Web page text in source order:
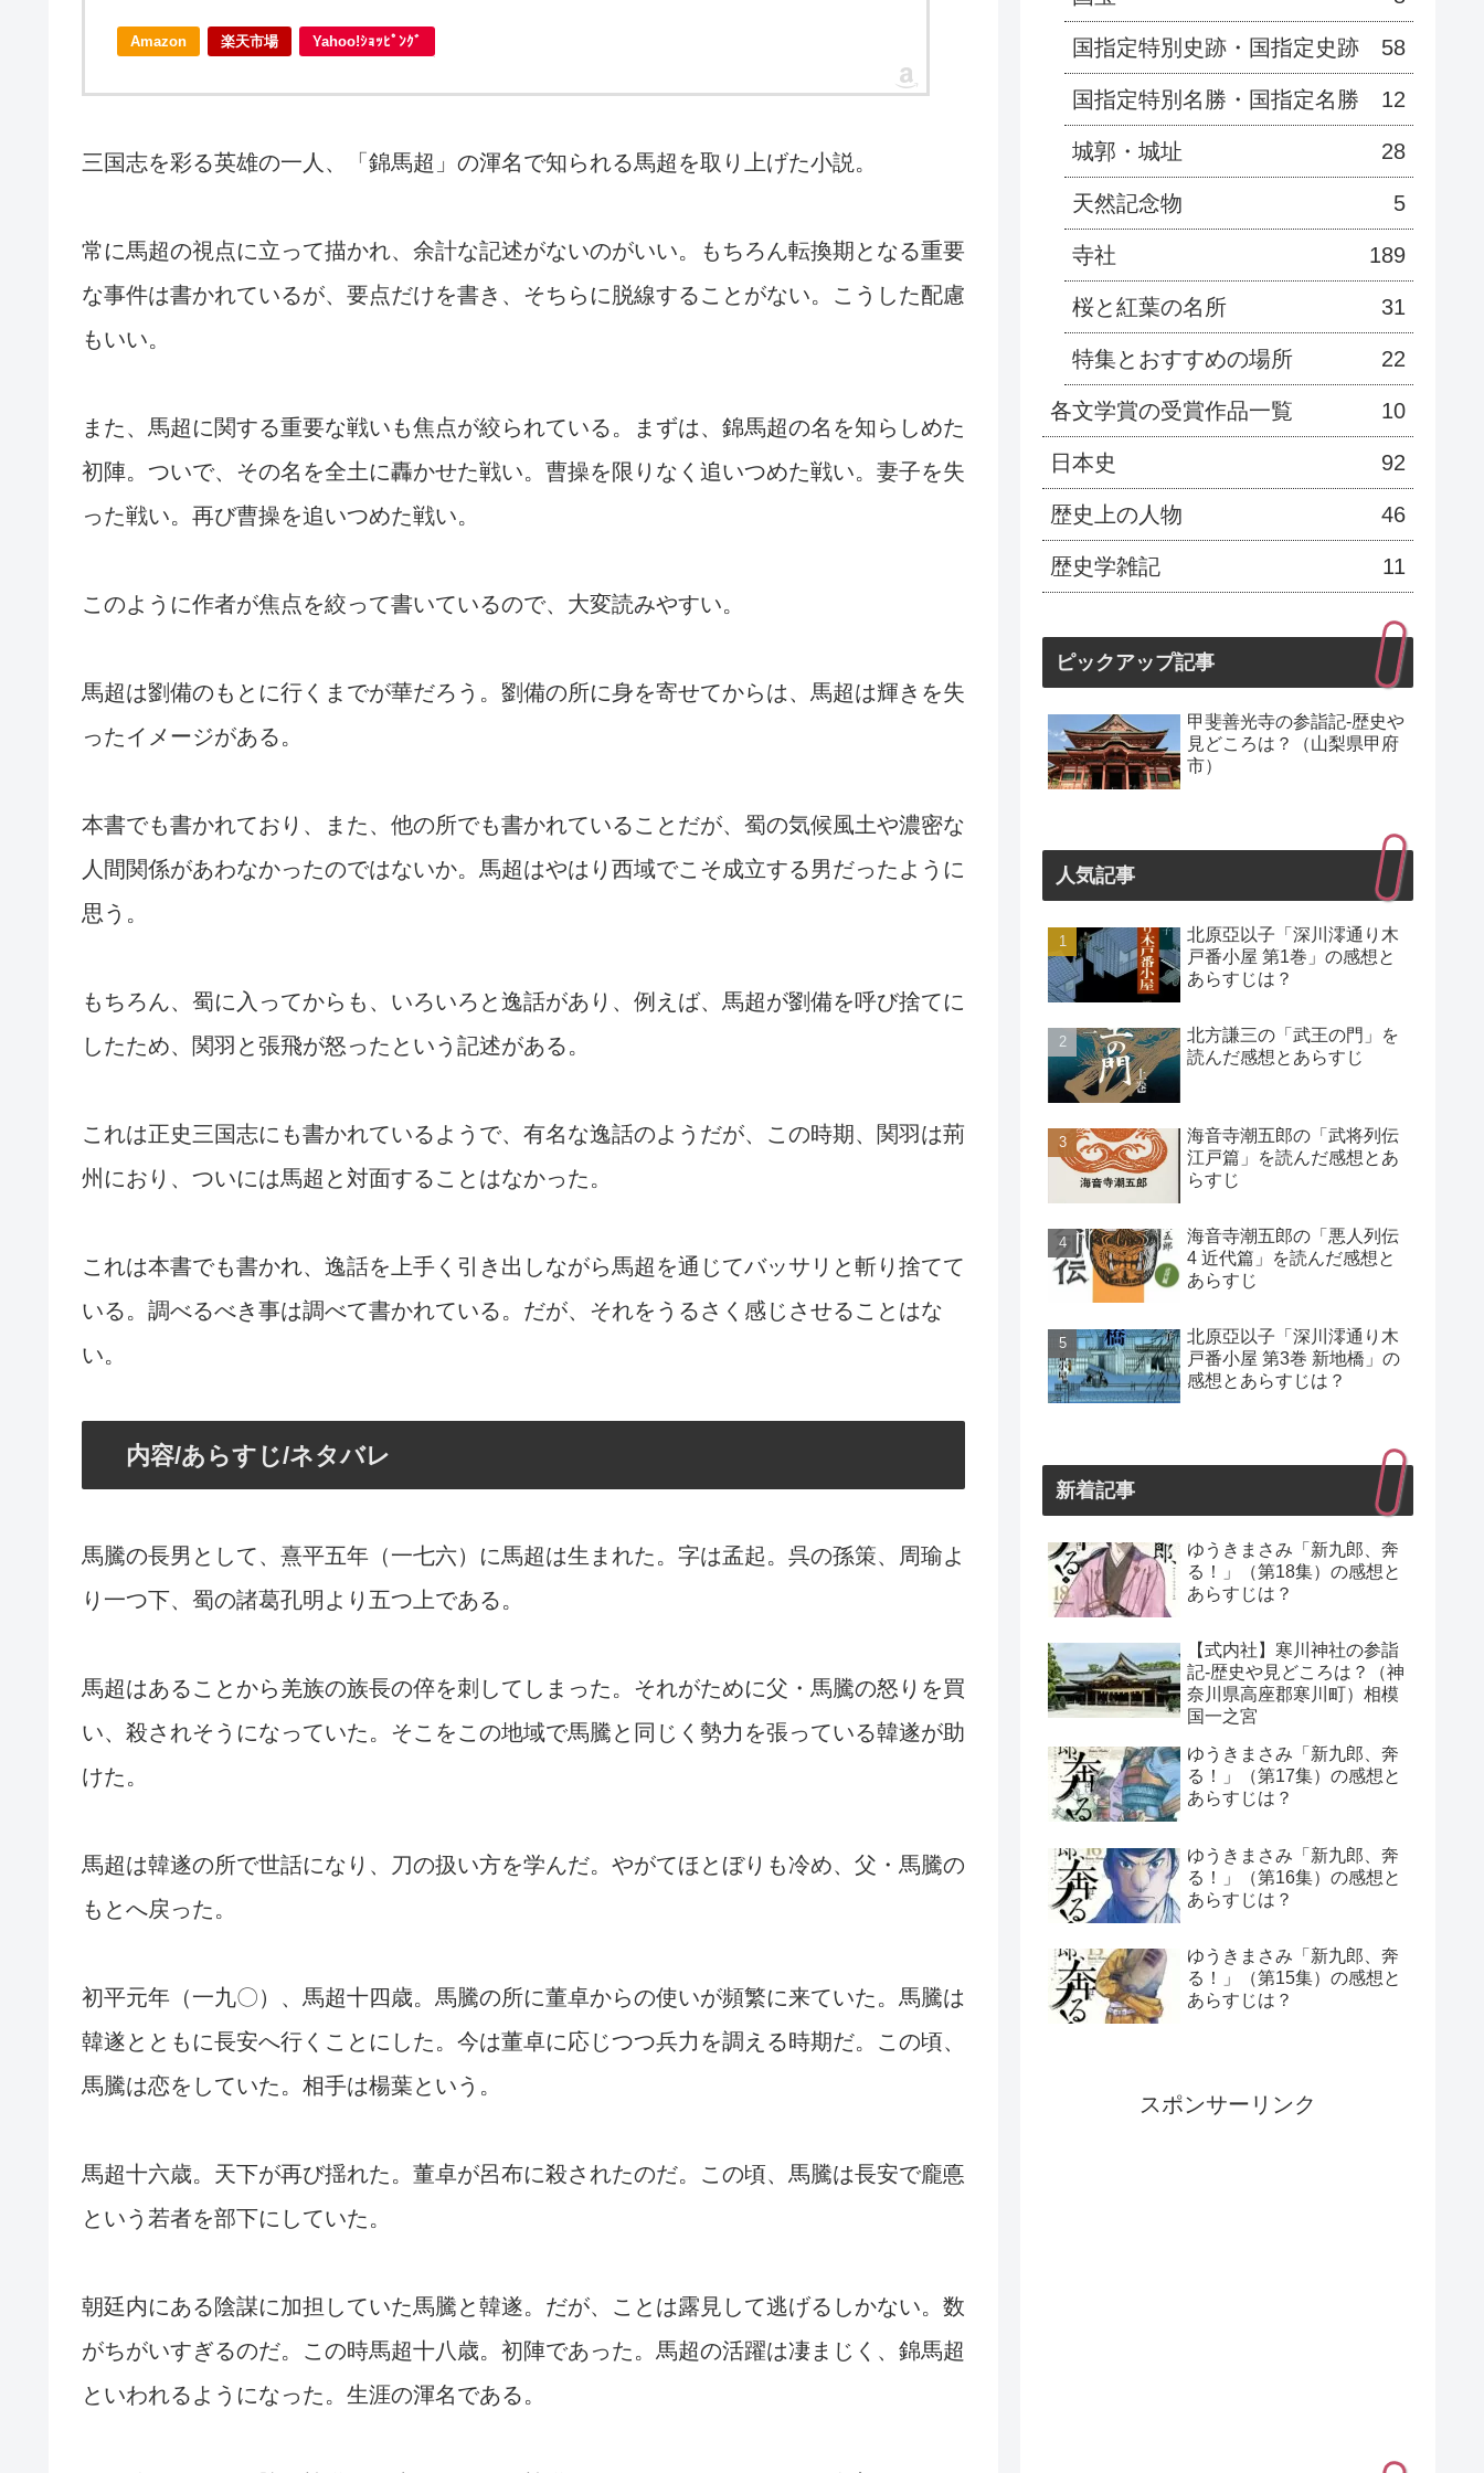
Amazon 楽天市場 Yahoo!ｼｮｯﾋﾟﾝｸﾞ
三国志を彩る英雄の一人、「錦馬超」の渾名で知られる馬超を取り上げた小説。
常に馬超の視点に立って描かれ、余計な記述がないのがいい。もちろん転換期となる重要
な事件は書かれているが、要点だけを書き、そちらに脱線することがない。こうした配慮
もいい。
また、馬超に関する重要な戦いも焦点が絞られている。まずは、錦馬超の名を知らしめた
初陣。ついで、その名を全土に轟かせた戦い。曹操を限りなく追いつめた戦い。妻子を失
った戦い。再び曹操を追いつめた戦い。
このように作者が焦点を絞って書いているので、大変読みやすい。
馬超は劉備のもとに行くまでが華だろう。劉備の所に身を寄せてからは、馬超は輝きを失
ったイメージがある。
本書でも書かれており、また、他の所でも書かれていることだが、蜀の気候風土や濃密な
人間関係があわなかったのではないか。馬超はやはり西域でこそ成立する男だったように
思う。
もちろん、蜀に入ってからも、いろいろと逸話があり、例えば、馬超が劉備を呼び捨てに
したため、関羽と張飛が怒ったという記述がある。
これは正史三国志にも書かれているようで、有名な逸話のようだが、この時期、関羽は荊
州におり、ついには馬超と対面することはなかった。
これは本書でも書かれ、逸話を上手く引き出しながら馬超を通じてバッサリと斬り捨てて
いる。調べるべき事は調べて書かれている。だが、それをうるさく感じさせることはな
い。
内容/あらすじ/ネタバレ
馬騰の長男として、熹平五年（一七六）に馬超は生まれた。字は孟起。呉の孫策、周瑜よ
り一つ下、蜀の諸葛孔明より五つ上である。
馬超はあることから羌族の族長の倅を刺してしまった。それがために父・馬騰の怒りを買
い、殺されそうになっていた。そこをこの地域で馬騰と同じく勢力を張っている韓遂が助
けた。
馬超は韓遂の所で世話になり、刀の扱い方を学んだ。やがてほとぼりも冷め、父・馬騰の
もとへ戻った。
初平元年（一九〇）、馬超十四歳。馬騰の所に董卓からの使いが頻繁に来ていた。馬騰は
韓遂とともに長安へ行くことにした。今は董卓に応じつつ兵力を調える時期だ。この頃、
馬騰は恋をしていた。相手は楊葉という。
馬超十六歳。天下が再び揺れた。董卓が呂布に殺されたのだ。この頃、馬騰は長安で龐悳
という若者を部下にしていた。
朝廷内にある陰謀に加担していた馬騰と韓遂。だが、ことは露見して逃げるしかない。数
がちがいすぎるのだ。この時馬超十八歳。初陣であった。馬超の活躍は凄まじく、錦馬超
といわれるようになった。生涯の渾名である。
国指定特別史跡・国指定史跡 58
国指定特別名勝・国指定名勝 12
城郭・城址 28
天然記念物 5
寺社 189
桜と紅葉の名所 31
特集とおすすめの場所 22
各文学賞の受賞作品一覧 10
日本史 92
歴史上の人物 46
歴史学雑記 11
ピックアップ記事
甲斐善光寺の参詣記-歴史や
見どころは？（山梨県甲府
市）
人気記事
北原亞以子「深川澪通り木
戸番小屋 第1巻」の感想と
あらすじは？
北方謙三の「武王の門」を
読んだ感想とあらすじ
海音寺潮五郎の「武将列伝
江戸篇」を読んだ感想とあ
らすじ
海音寺潮五郎の「悪人列伝
4 近代篇」を読んだ感想と
あらすじ
北原亞以子「深川澪通り木
戸番小屋 第3巻 新地橋」の
感想とあらすじは？
新着記事
ゆうきまさみ「新九郎、奔
る！」（第18集）の感想と
あらすじは？
【式内社】寒川神社の参詣
記-歴史や見どころは？（神
奈川県高座郡寒川町）相模
国一之宮
ゆうきまさみ「新九郎、奔
る！」（第17集）の感想と
あらすじは？
ゆうきまさみ「新九郎、奔
る！」（第16集）の感想と
あらすじは？
ゆうきまさみ「新九郎、奔
る！」（第15集）の感想と
あらすじは？
スポンサーリンク